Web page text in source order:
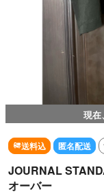
現在、
送料込 匿名配送
JOURNAL
オーバー